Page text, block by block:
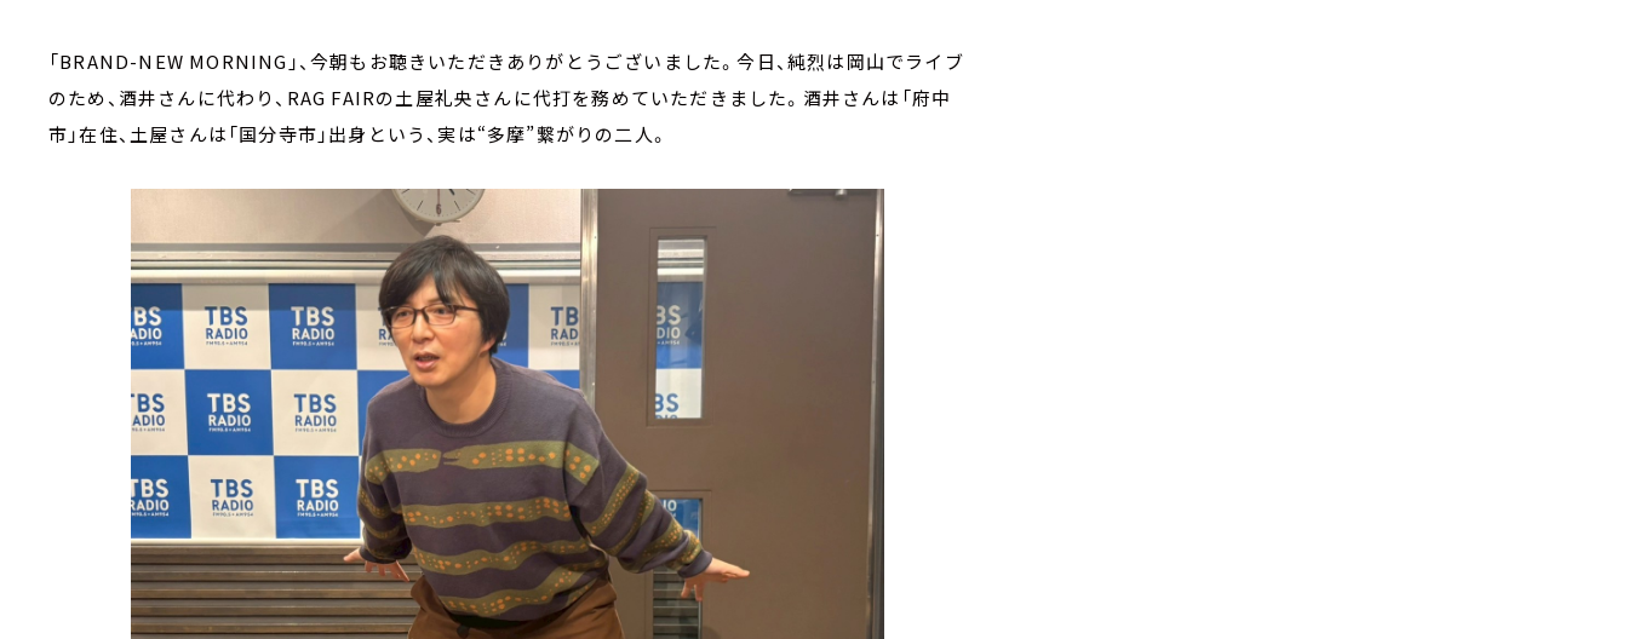
「BRAND-NEW MORNING」、今朝もお聴きいただきありがとうございました。今日、純烈は岡山でライブ
のため、酒井さんに代わり、RAG FAIRの土屋礼央さんに代打を務めていただきました。酒井さんは「府中
市」在住、土屋さんは「国分寺市」出身という、実は“多摩”繋がりの二人。